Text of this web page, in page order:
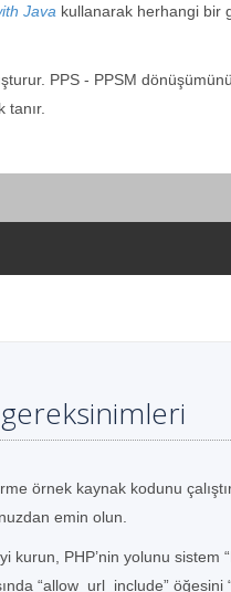
Java kullanarak herhangi bir
PPS - PPSM
örnek kaynak kodunu
emin olun.
kurun, PHP’nin yolunu sistem
“allow_url_include” öğesini